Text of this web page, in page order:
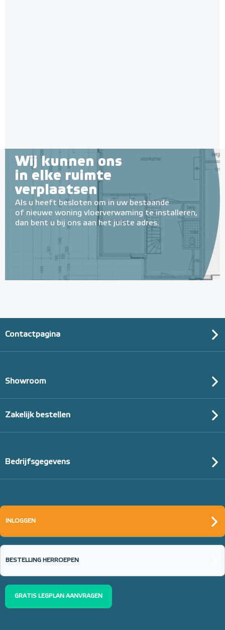
Wij kunnen ons
in elke ruimte
verplaatsen
Als u heeft besloten om in uw bestaande
of nieuwe woning vloerverwaming te installeren,
dan bent u bij ons aan het juiste adres.
Contactpagina
Showroom
Zakelijk bestellen
Bedrijfsgegevens
INLOGGEN
BESTELLING HERROEPEN
GRATIS LEGPLAN AANVRAGEN